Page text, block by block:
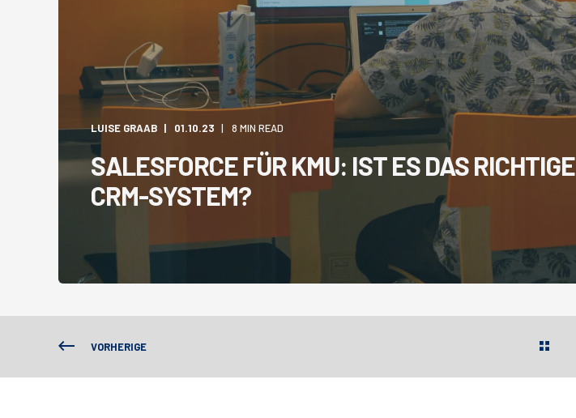
LUISE GRAAB 01.10.23 8 MIN READ
SALESFORCE FÜR KMU: IST ES DAS RICHTIGE
CRM-SYSTEM?
VORHERIGE